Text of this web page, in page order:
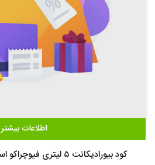
اطلاعات بیشتر
کود بیورادیکانت ۵ لیتری فیوچراکو اسپانیا واردات فروغ دش